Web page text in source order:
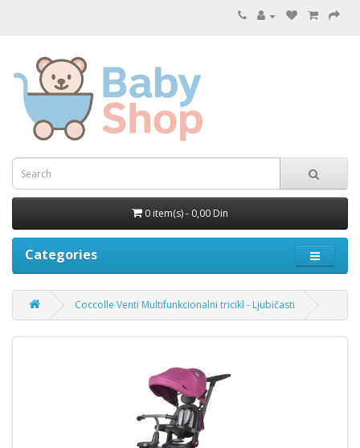
0 item(s) - 0,00 Din
Categories
Coccolle Venti Multifunkcionalni tricikl - Ljubičasti